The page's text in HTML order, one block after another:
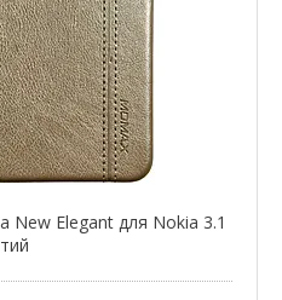
New Elegant для Nokia 3.1